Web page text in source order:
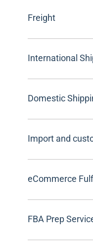
Freight
International
Domestic
Import and
eCommerce
FBA Prep